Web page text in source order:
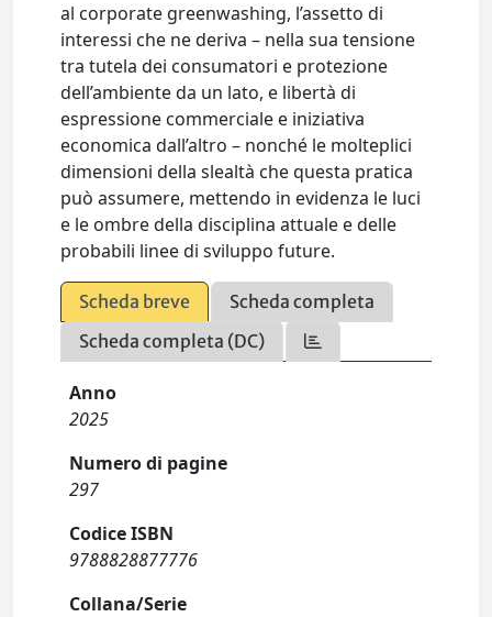
al corporate greenwashing, l’assetto di
interessi che ne deriva – nella sua tensione
tra tutela dei consumatori e protezione
dell’ambiente da un lato, e libertà di
espressione commerciale e iniziativa
economica dall’altro – nonché le molteplici
dimensioni della slealtà che questa pratica
può assumere, mettendo in evidenza le luci
e le ombre della disciplina attuale e delle
probabili linee di sviluppo future.
Scheda breve
Scheda completa
Scheda completa (DC)
Anno
2025
Numero di pagine
297
Codice ISBN
9788828877776
Collana/Serie